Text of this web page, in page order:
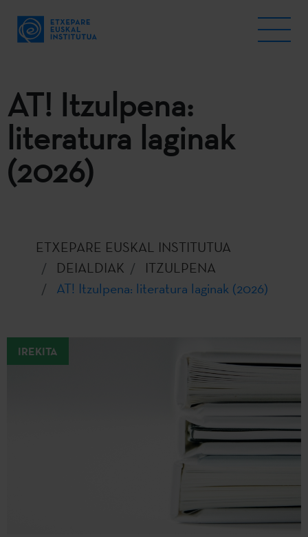
AT! Itzulpena:
literatura laginak
(2026)
ETXEPARE EUSKAL INSTITUTUA
DEIALDIAK
ITZULPENA
AT! Itzulpena: literatura laginak (2026)
IREKITA